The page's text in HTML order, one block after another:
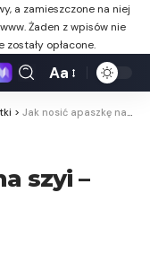
a zamieszczone na niej
Żaden z wpisów nie
opłacone.
Aa
> Jak nosić apaszkę na szyi – stylowe pomysły
szyi –